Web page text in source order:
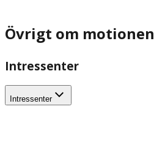
Övrigt om motionen
Intressenter
Intressenter